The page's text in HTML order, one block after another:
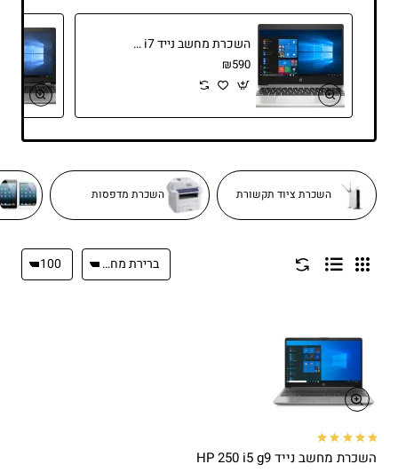
השכרת מחשב נייד HP EliteBook i7
₪590
השכרת ציוד תקשורת השכרת מדפסות
השכרת מחשב נייד HP 250 i5 g9